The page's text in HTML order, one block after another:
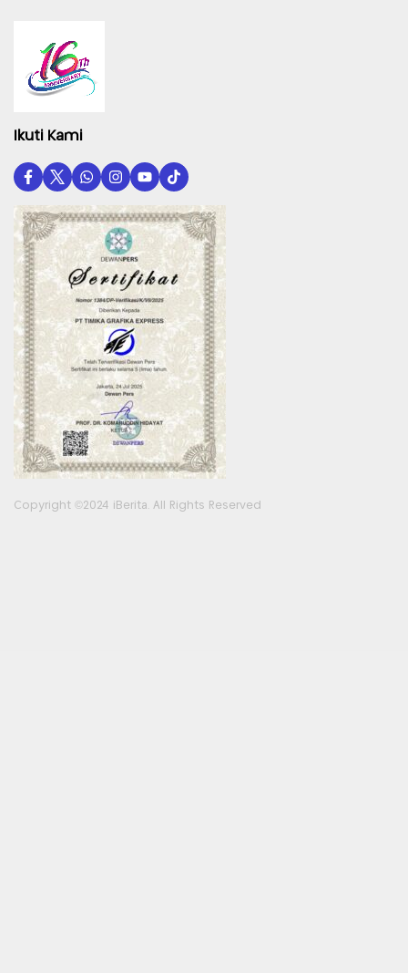
Ikuti Kami
Copyright ©2024 iBerita. All Rights Reserved